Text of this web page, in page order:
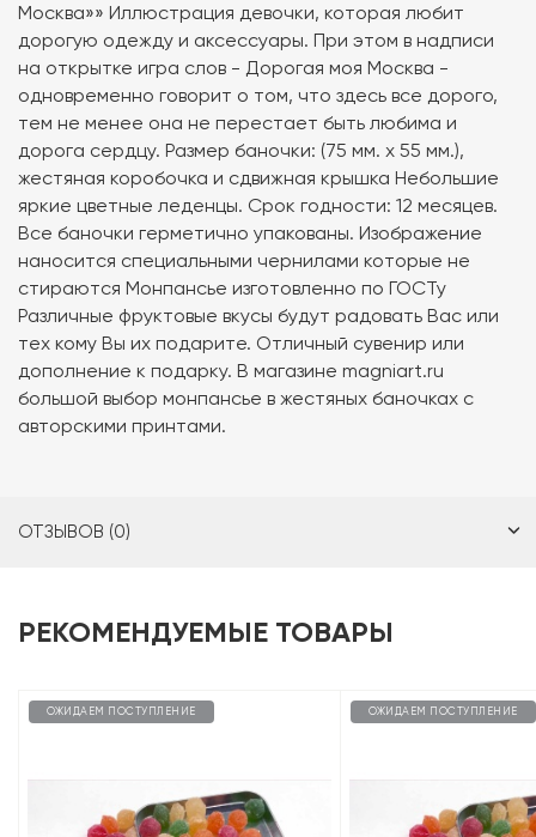
Москва»» Иллюстрация девочки, которая любит
дорогую одежду и аксессуары. При этом в надписи
на открытке игра слов - Дорогая моя Москва -
одновременно говорит о том, что здесь все дорого,
тем не менее она не перестает быть любима и
дорога сердцу. Размер баночки: (75 мм. х 55 мм.),
жестяная коробочка и сдвижная крышка Небольшие
яркие цветные леденцы. Срок годности: 12 месяцев.
Все баночки герметично упакованы. Изображение
наносится специальными чернилами которые не
стираются Монпансье изготовленно по ГОСТу
Различные фруктовые вкусы будут радовать Вас или
тех кому Вы их подарите. Отличный сувенир или
дополнение к подарку. В магазине magniart.ru
большой выбор монпансье в жестяных баночках с
авторскими принтами.
ОТЗЫВОВ (0)
РЕКОМЕНДУЕМЫЕ ТОВАРЫ
ОЖИДАЕМ ПОСТУПЛЕНИЕ ОЖИДАЕМ ПОСТУПЛЕНИЕ